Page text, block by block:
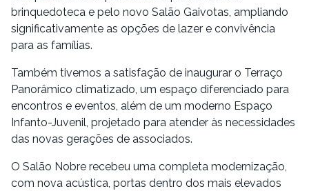
brinquedoteca e pelo novo Salão Gaivotas, ampliando
significativamente as opções de lazer e convivência
para as famílias.
Também tivemos a satisfação de inaugurar o Terraço
Panorâmico climatizado, um espaço diferenciado para
encontros e eventos, além de um moderno Espaço
Infanto-Juvenil, projetado para atender às necessidades
das novas gerações de associados.
O Salão Nobre recebeu uma completa modernização,
com nova acústica, portas dentro dos mais elevados